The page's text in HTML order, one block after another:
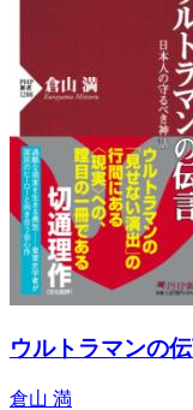
ウルトラマンの
倉山 満